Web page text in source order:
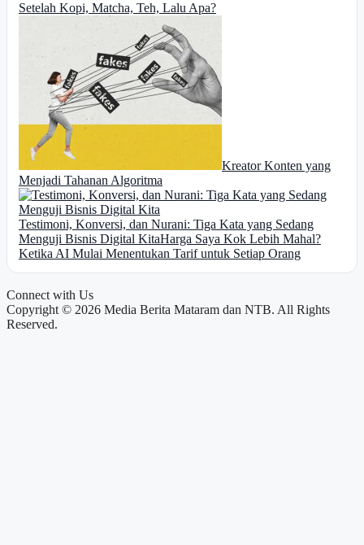
Setelah Kopi, Matcha, Teh, Lalu Apa?
Kreator Konten yang
Menjadi Tahanan Algoritma
Testimoni, Konversi, dan Nurani: Tiga Kata yang Sedang
Menguji Bisnis Digital KitaHarga Saya Kok Lebih Mahal?
Ketika AI Mulai Menentukan Tarif untuk Setiap Orang
Connect with Us
Copyright © 2026 Media Berita Mataram dan NTB. All Rights
Reserved.